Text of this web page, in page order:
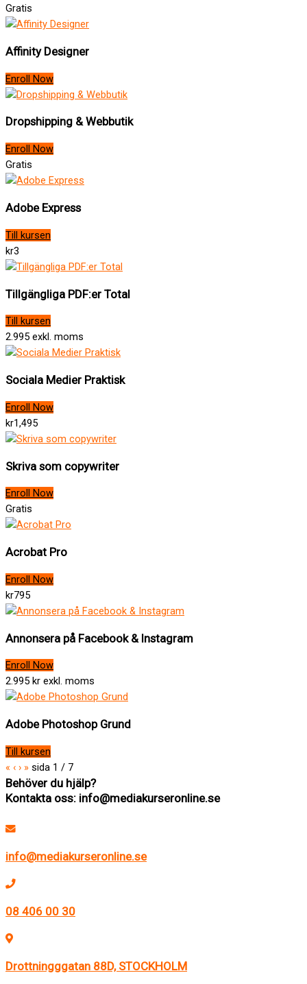
Gratis
Affinity Designer
Enroll Now
Dropshipping & Webbutik
Enroll Now
Gratis
Adobe Express
Till kursen
kr3
Tillgängliga PDF:er Total
Till kursen
2.995 exkl. moms
Sociala Medier Praktisk
Enroll Now
kr1,495
Skriva som copywriter
Enroll Now
Gratis
Acrobat Pro
Enroll Now
kr795
Annonsera på Facebook & Instagram
Enroll Now
2.995 kr exkl. moms
Adobe Photoshop Grund
Till kursen
« ‹ › » sida 1 / 7
Behöver du hjälp?
Kontakta oss: info@mediakurseronline.se
info@mediakurseronline.se
08 406 00 30
Drottningggatan 88D, STOCKHOLM